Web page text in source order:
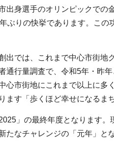
出身選手のオリンピックで
ぶりの快挙であります。こ
では、これまで中心市街地
通行量調査で、令和5年・昨
心市街地にこれまで以上に
ます「歩くほど幸せになるま
」の最終年度となります
たなチャレンジの「元年」と